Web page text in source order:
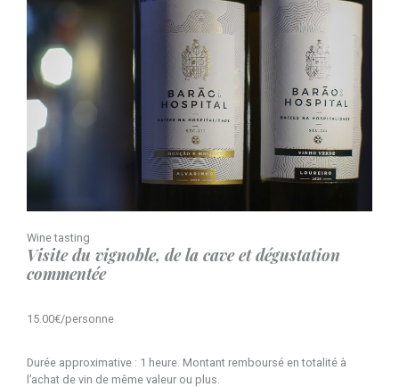
Wine tasting
Visite du vignoble, de la cave et dégustation
commentée
15.00€/personne
Durée approximative : 1 heure. Montant remboursé en totalité à
l’achat de vin de même valeur ou plus.